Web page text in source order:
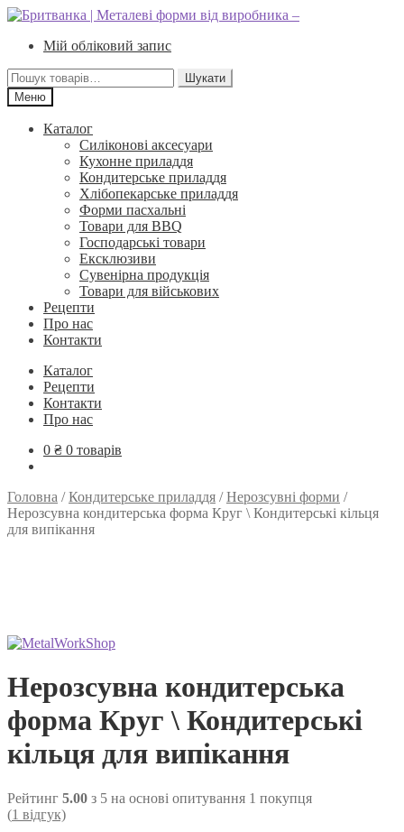
Перейти
навігації
Перейти
вмістуМій обліковий запис
Шукати:
Шукати
Меню
Каталог
Силіконові аксесуари
Кухонне приладдя
Кондитерське приладдя
Хлібопекарське приладдя
Форми пасхальні
Товари для BBQ
Господарські товари
Ексклюзиви
Сувенірна продукція
Товари для військових
Рецепти
Про нас
Контакти
Каталог
Рецепти
Контакти
Про нас
0 ₴ 0 товарів
Головна /Кондитерське приладдя /Нерозсувні форми /
Нерозсувна кондитерська форма Круг \ Кондитерські кільця
для випікання
Нерозсувна кондитерська
форма Круг \ Кондитерські
кільця для випікання
Рейтинг 5.00 з 5 на основі опитування 1 покупця
(1 відгук)